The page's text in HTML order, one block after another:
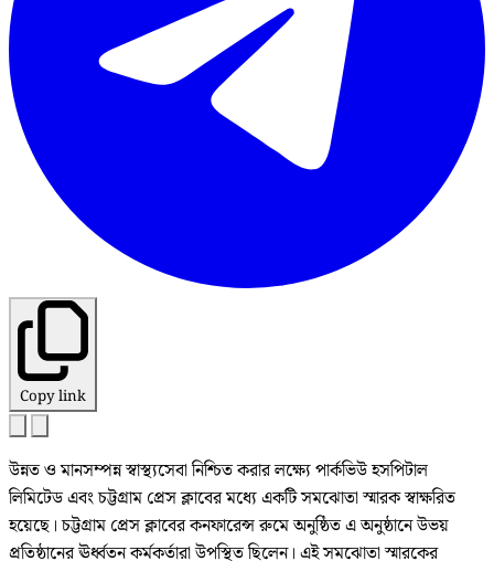
Copy link
উন্নত ও মানসম্পন্ন স্বাস্থ্যসেবা নিশ্চিত করার লক্ষ্যে পার্কভিউ হসপিটাল
লিমিটেড এবং চট্টগ্রাম প্রেস ক্লাবের মধ্যে একটি সমঝোতা স্মারক স্বাক্ষরিত
হয়েছে। চট্টগ্রাম প্রেস ক্লাবের কনফারেন্স রুমে অনুষ্ঠিত এ অনুষ্ঠানে উভয়
প্রতিষ্ঠানের ঊর্ধ্বতন কর্মকর্তারা উপস্থিত ছিলেন। এই সমঝোতা স্মারকের